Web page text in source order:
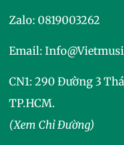
Zalo: 0819003262
Email:
CN1: 290 Đường 3
TP.HCM.
(Xem Chỉ Đường)